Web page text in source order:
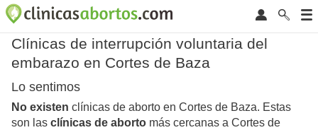
Clínicas de interrupción voluntaria del
embarazo en Cortes de Baza
Lo sentimos
No existen clínicas de aborto en Cortes de Baza. Estas
son las clínicas de aborto más cercanas a Cortes de